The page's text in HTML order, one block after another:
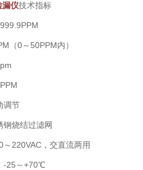
漏仪技术指标
（0～50PPM内）
调节
钢烧结过滤网
～220VAC，交直流两用
-25～+70℃